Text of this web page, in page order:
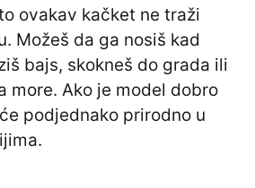
ovakav kačket ne traži
Možeš da ga nosiš kad
bajs, skokneš do grada ili
more. Ako je model dobro
podjednako prirodno u